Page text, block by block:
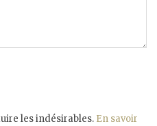
les indésirables. En savoir